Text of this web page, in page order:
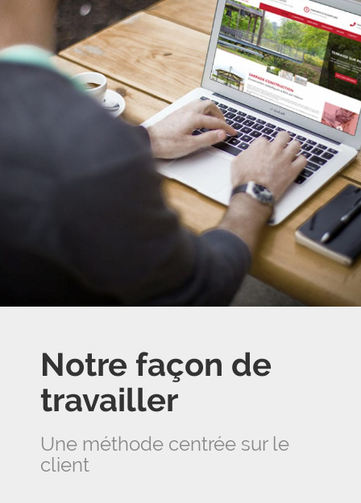
Notre façon de
travailler
Une méthode centrée sur le
client